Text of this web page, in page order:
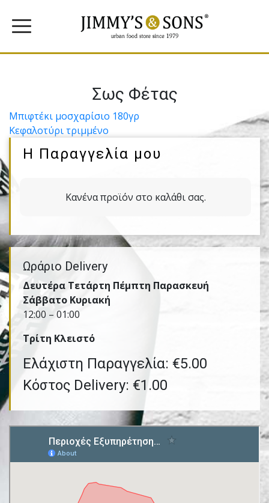
Σως Φέτας
Πλοήγηση
άρθρων
Μπιφτέκι µοσχαρίσιο 180γρ
Κεφαλοτύρι τριµµένο
Η Παραγγελία μου
Κανένα προϊόν στο καλάθι σας.
Ωράριο Delivery
Δευτέρα Τετάρτη Πέμπτη Παρασκευή
Σάββατο Κυριακή
12:00 – 01:00
Τρίτη Kλειστό
Ελάχιστη Παραγγελία: €5.00
Κόστος Delivery: €1.00